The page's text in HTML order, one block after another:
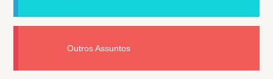
Outros Assuntos